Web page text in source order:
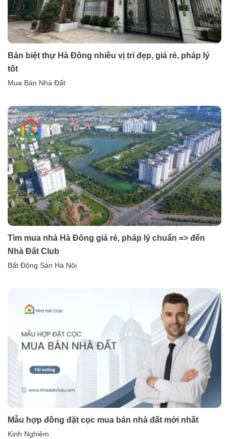
Bán biệt thự Hà Đông nhiều vị trí đẹp, giá rẻ, pháp lý
tốt
Mua Bán Nhà Đất
Tìm mua nhà Hà Đông giá rẻ, pháp lý chuẩn => đến
Nhà Đất Club
Bất Động Sản Hà Nội
Mẫu hợp đồng đặt cọc mua bán nhà đất mới nhất
Kinh Nghiệm